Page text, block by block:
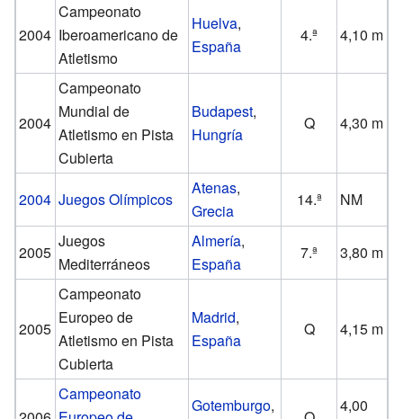
2004
Campeonato
Iberoamericano de
Atletismo
Huelva,
España
4.ª 4,10 m
2004
Campeonato
Mundial de
Atletismo en Pista
Cubierta
Budapest,
Hungría
Q 4,30 m
2004 Juegos Olímpicos
Atenas,
Grecia
14.ª NM
2005
Juegos
Mediterráneos
Almería,
España
7.ª 3,80 m
2005
Campeonato
Europeo de
Atletismo en Pista
Cubierta
Madrid,
España
Q 4,15 m
Campeonato
Gotemburgo,
4,00